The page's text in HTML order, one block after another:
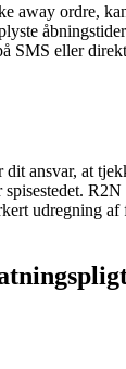
away ordre,
SMS eller
dit ansvar, at
udregning